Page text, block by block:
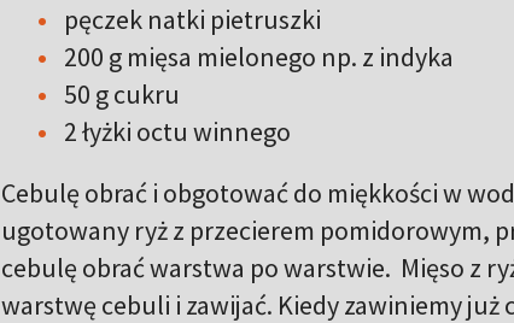
pęczek natki pietruszki
200 g mięsa mielonego np. z indyka
50 g cukru
2 łyżki octu winnego
Cebulę obrać i obgotować do miękkości w
ugotowany ryż z przecierem pomidorowym,
cebulę obrać warstwa po warstwie. Mięso z
warstwę cebuli i zawijać. Kiedy zawiniemy już